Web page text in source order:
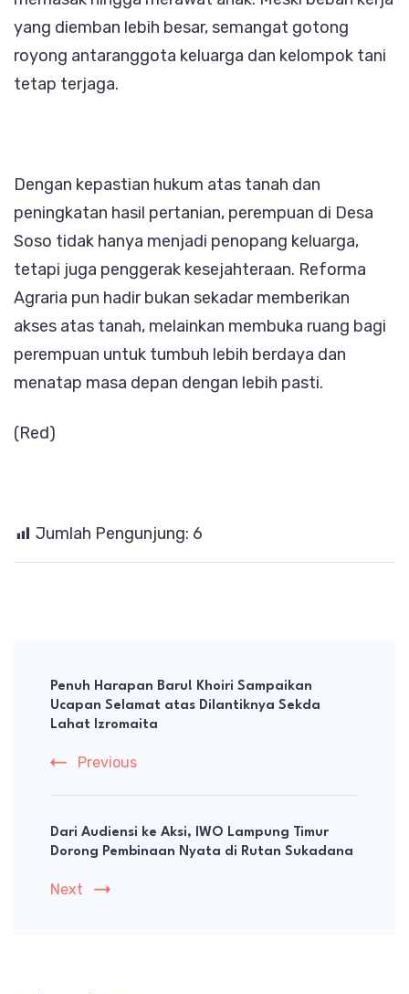
yang diemban lebih besar, semangat gotong
royong antaranggota keluarga dan kelompok tani
tetap terjaga.
Dengan kepastian hukum atas tanah dan
peningkatan hasil pertanian, perempuan di Desa
Soso tidak hanya menjadi penopang keluarga,
tetapi juga penggerak kesejahteraan. Reforma
Agraria pun hadir bukan sekadar memberikan
akses atas tanah, melainkan membuka ruang bagi
perempuan untuk tumbuh lebih berdaya dan
menatap masa depan dengan lebih pasti.
(Red)
Jumlah Pengunjung: 6
Navigation
Penuh Harapan Baru! Khoiri Sampaikan
Ucapan Selamat atas Dilantiknya Sekda
Lahat Izromaita
Previous
Dari Audiensi ke Aksi, IWO Lampung Timur
Dorong Pembinaan Nyata di Rutan Sukadana
Next